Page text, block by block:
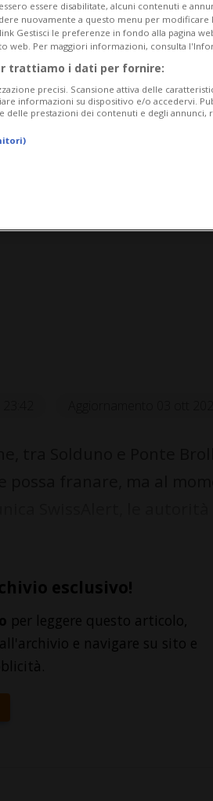
esclusivo!
per leggere questo articolo,
e navigare su sito e
essere disabilitate, alcuni contenuti e
nuovamente a questo menu per
Gestisci le preferenze in fondo alla pagina
web. Per maggiori informazioni, consulta
trattiamo i dati per fornire:
precisi. Scansione attiva delle
informazioni su dispositivo e/o accedervi.
delle prestazioni dei contenuti e degli annunci,